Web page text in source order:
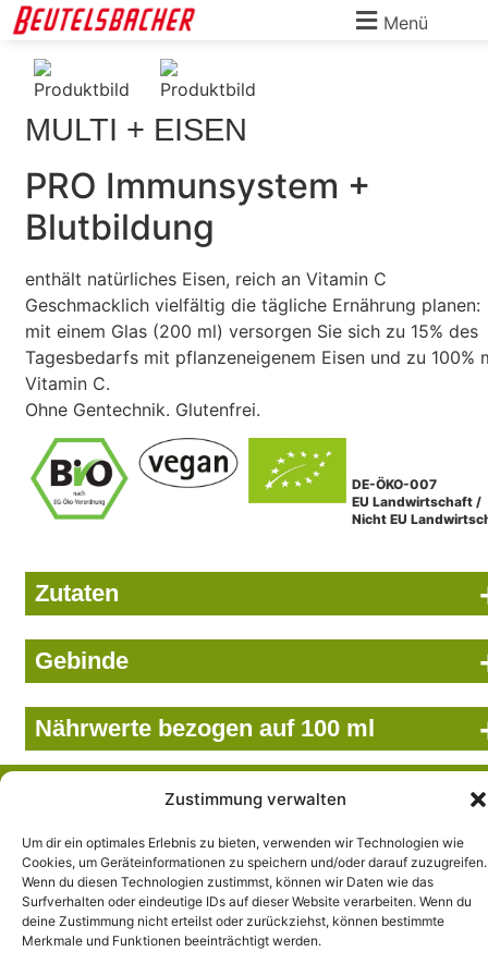
Zustimmung verwalten
Um dir ein optimales Erlebnis zu bieten, verwenden wir Technologien wie
Cookies, um Geräteinformationen zu speichern und/oder darauf zuzugreifen.
Wenn du diesen Technologien zustimmst, können wir Daten wie das
Surfverhalten oder eindeutige IDs auf dieser Website verarbeiten. Wenn du
deine Zustimmung nicht erteilst oder zurückziehst, können bestimmte
Merkmale und Funktionen beeinträchtigt werden.
Menü
MULTI + EISEN
PRO Immunsystem +
Blutbildung
enthält natürliches Eisen, reich an Vitamin C
Geschmacklich vielfältig die tägliche Ernährung planen:
mit einem Glas (200 ml) versorgen Sie sich zu 15% des
Tagesbedarfs mit pflanzeneigenem Eisen und zu 100%
Vitamin C.
Ohne Gentechnik. Glutenfrei.
DE-ÖKO-007
EU Landwirtschaft /
Nicht EU
Zutaten
Gebinde
Nährwerte bezogen auf 100 ml
Wir setzen uns ein...
… für das Wohl der Natur, der Umwelt und des Menschen.
Und das schon seit über 85 Jahren. Beutelsbacher steht für
hochwertige Bio-Säfte, Direktsäfte und Erfrischungsgetränke
in bester Qualität.
© 2026 Beutelsbacher